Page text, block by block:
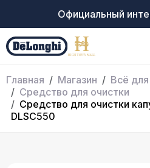
Официальный
Главная Магазин
Всё
Средство для очистки
Средство для очистки
DLSC550